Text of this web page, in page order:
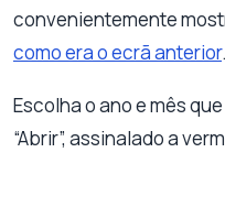
convenientemente
como era o ecrã anterior.
Escolha o ano e mês
“Abrir”, assinalado a